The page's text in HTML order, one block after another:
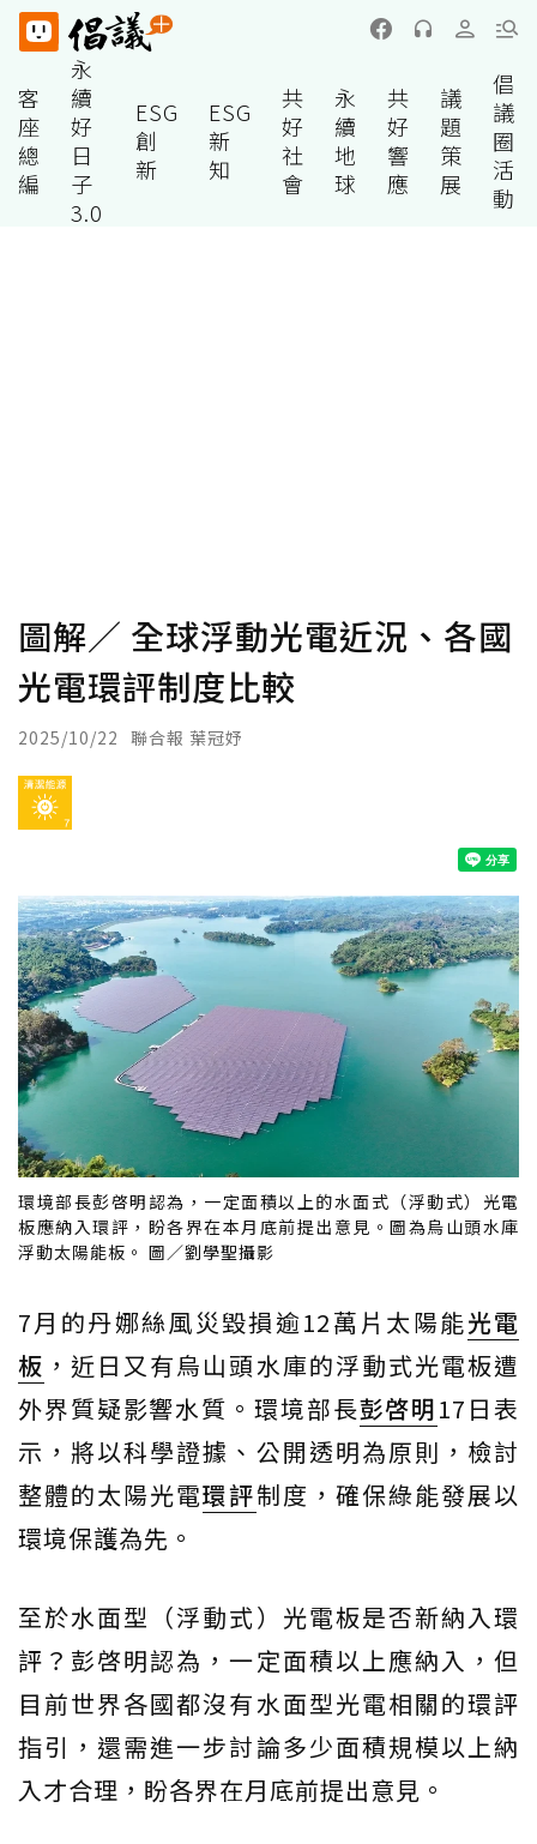
客
座
總
編
永
續
好
日
子
3.0
ESG
創
新
ESG
新
知
共
好
社
會
永
續
地
球
共
好
響
應
議
題
策
展
倡
議
圈
活
動
圖解／ 全球浮動光電近況、各國
光電環評制度比較
2025/10/22 聯合報 葉冠妤
環境部長彭啓明認為，一定面積以上的水面式（浮動式）光電
板應納入環評，盼各界在本月底前提出意見。圖為烏山頭水庫
浮動太陽能板。 圖／劉學聖攝影
7月的丹娜絲風災毀損逾12萬片太陽能光電
板 ，近日又有烏山頭水庫的浮動式光電板遭
外界質疑影響水質。環境部長彭啓明17日表
示，將以科學證據、公開透明為原則，檢討
整體的太陽光電環評制度，確保綠能發展以
環境保護為先。
至於水面型（浮動式）光電板是否新納入環
評？彭啓明認為，一定面積以上應納入，但
目前世界各國都沒有水面型光電相關的環評
指引，還需進一步討論多少面積規模以上納
入才合理，盼各界在月底前提出意見。